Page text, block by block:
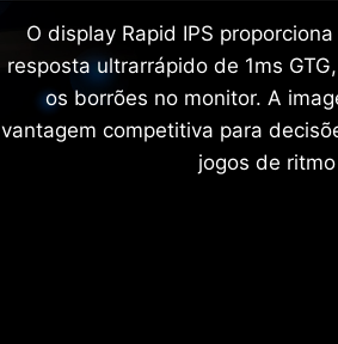
O display Rapid IPS
resposta ultrarrápido de 1ms
os borrões no monitor. A
vantagem competitiva para
jogos de